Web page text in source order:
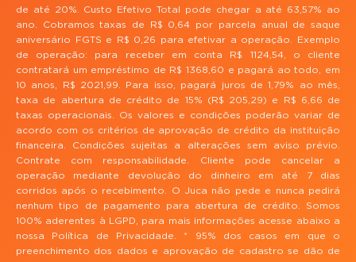
de até 20%. Custo Efetivo Total pode chegar a até 63,57% ao
ano. Cobramos taxas de R$ 0,64 por parcela anual de saque
aniversário FGTS e R$ 0,26 para efetivar a operação. Exemplo
de operação: para receber em conta R$ 1124,54, o cliente
contratará um empréstimo de R$ 1368,60 e pagará ao todo, em
10 anos, R$ 2021,99. Para isso, pagará juros de 1,79% ao mês,
taxa de abertura de crédito de 15% (R$ 205,29) e R$ 6,66 de
taxas operacionais. Os valores e condições poderão variar de
acordo com os critérios de aprovação de crédito da instituição
financeira. Condições sujeitas a alterações sem aviso prévio.
Contrate com responsabilidade. Cliente pode cancelar a
operação mediante devolução do dinheiro em até 7 dias
corridos após o recebimento. O Juca não pede e nunca pedirá
nenhum tipo de pagamento para abertura de crédito. Somos
100% aderentes à LGPD, para mais informações acesse abaixo a
nossa Política de Privacidade. * 95% dos casos em que o
preenchimento dos dados e aprovação de cadastro se dão de